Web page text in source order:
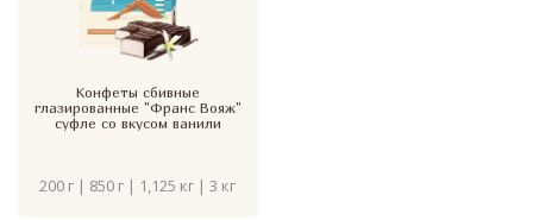
Конфеты сбивные
глазированные "Франс Вояж"
суфле со вкусом ванили
200 г | 850 г | 1,125 кг | 3 кг